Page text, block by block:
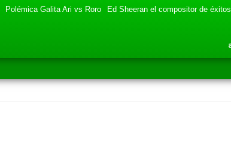
Polémica Galita Ari vs Roro Ed Sheeran el compositor de éxitos